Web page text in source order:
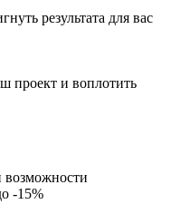
результата для вас
проект и воплотить
возможности
-15%